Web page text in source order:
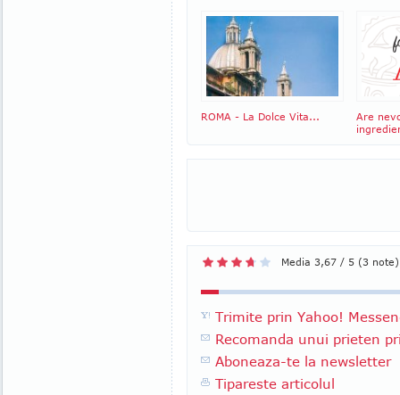
ROMA - La Dolce Vita...
Are
Media 3,67 / 5 (3 note)
Trimite prin Yahoo!
Recomanda unui prieten
Aboneaza-te la newsletter
Tipareste articolul